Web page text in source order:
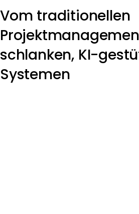
Vom traditionellen
schlanken, KI-
Systemen